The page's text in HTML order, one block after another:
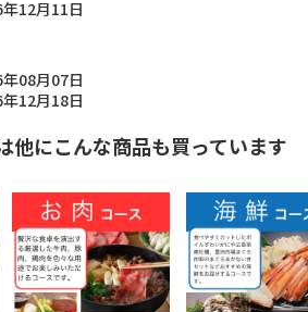
12月11日
08月07日
12月18日
他にこんな商品も買っています